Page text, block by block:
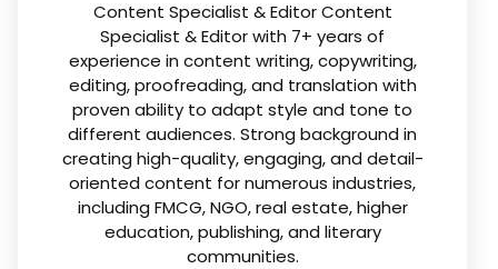
Content Specialist & Editor Content
Specialist & Editor with 7+ years of
experience in content writing, copywriting,
editing, proofreading, and translation with
proven ability to adapt style and tone to
different audiences. Strong background in
creating high-quality, engaging, and detail-
oriented content for numerous industries,
including FMCG, NGO, real estate, higher
education, publishing, and literary
communities.